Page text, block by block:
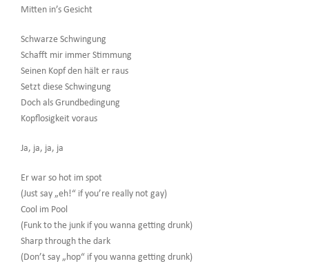
Mitten in’s Gesicht
Schwarze Schwingung
Schafft mir immer Stimmung
Seinen Kopf den hält er raus
Setzt diese Schwingung
Doch als Grundbedingung
Kopflosigkeit voraus
Ja, ja, ja, ja
Er war so hot im spot
(Just say „eh!“ if you’re really not gay)
Cool im Pool
(Funk to the junk if you wanna getting drunk)
Sharp through the dark
(Don’t say „hop“ if you wanna getting drunk)